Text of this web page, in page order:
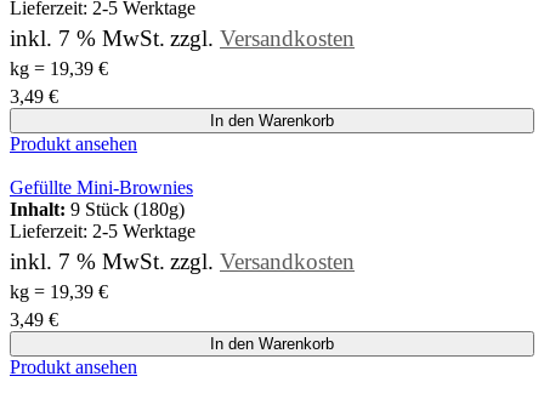
Lieferzeit: 2-5 Werktage
inkl. 7 % MwSt. zzgl. Versandkosten
kg = 19,39 €
3,49 €
In den Warenkorb
Produkt ansehen
Gefüllte Mini-Brownies
Inhalt: 9 Stück (180g)
Lieferzeit: 2-5 Werktage
inkl. 7 % MwSt. zzgl. Versandkosten
kg = 19,39 €
3,49 €
In den Warenkorb
Produkt ansehen